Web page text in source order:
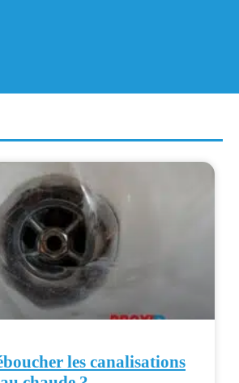
les canalisations